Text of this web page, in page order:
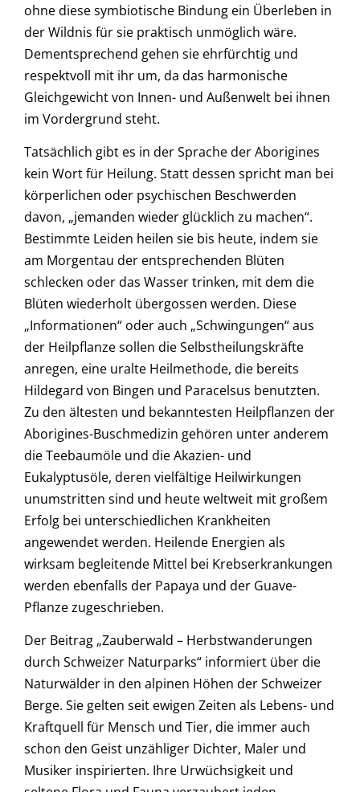
ohne diese symbiotische Bindung ein Überleben in
der Wildnis für sie praktisch unmöglich wäre.
Dementsprechend gehen sie ehrfürchtig und
respektvoll mit ihr um, da das harmonische
Gleichgewicht von Innen- und Außenwelt bei ihnen
im Vordergrund steht.
Tatsächlich gibt es in der Sprache der Aborigines
kein Wort für Heilung. Statt dessen spricht man bei
körperlichen oder psychischen Beschwerden
davon, „jemanden wieder glücklich zu machen“.
Bestimmte Leiden heilen sie bis heute, indem sie
am Morgentau der entsprechenden Blüten
schlecken oder das Wasser trinken, mit dem die
Blüten wiederholt übergossen werden. Diese
„Informationen“ oder auch „Schwingungen“ aus
der Heilpflanze sollen die Selbstheilungskräfte
anregen, eine uralte Heilmethode, die bereits
Hildegard von Bingen und Paracelsus benutzten.
Zu den ältesten und bekanntesten Heilpflanzen der
Aborigines-Buschmedizin gehören unter anderem
die Teebaumöle und die Akazien- und
Eukalyptusöle, deren vielfältige Heilwirkungen
unumstritten sind und heute weltweit mit großem
Erfolg bei unterschiedlichen Krankheiten
angewendet werden. Heilende Energien als
wirksam begleitende Mittel bei Krebserkrankungen
werden ebenfalls der Papaya und der Guave-
Pflanze zugeschrieben.
Der Beitrag „Zauberwald – Herbstwanderungen
durch Schweizer Naturparks“ informiert über die
Naturwälder in den alpinen Höhen der Schweizer
Berge. Sie gelten seit ewigen Zeiten als Lebens- und
Kraftquell für Mensch und Tier, die immer auch
schon den Geist unzähliger Dichter, Maler und
Musiker inspirierten. Ihre Urwüchsigkeit und